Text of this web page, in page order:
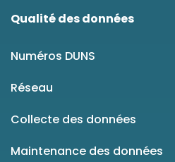
Qualité des données
Numéros DUNS
Réseau
Collecte des données
Maintenance des données